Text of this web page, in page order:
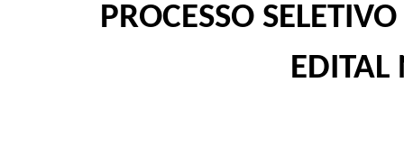
PROCESSO